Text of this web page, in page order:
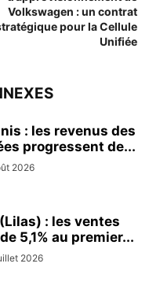
Volkswagen : un contrat
pour la Cellule
Unifiée
: les revenus des
progressent de...
2026
: les ventes
5,1% au premier...
2026